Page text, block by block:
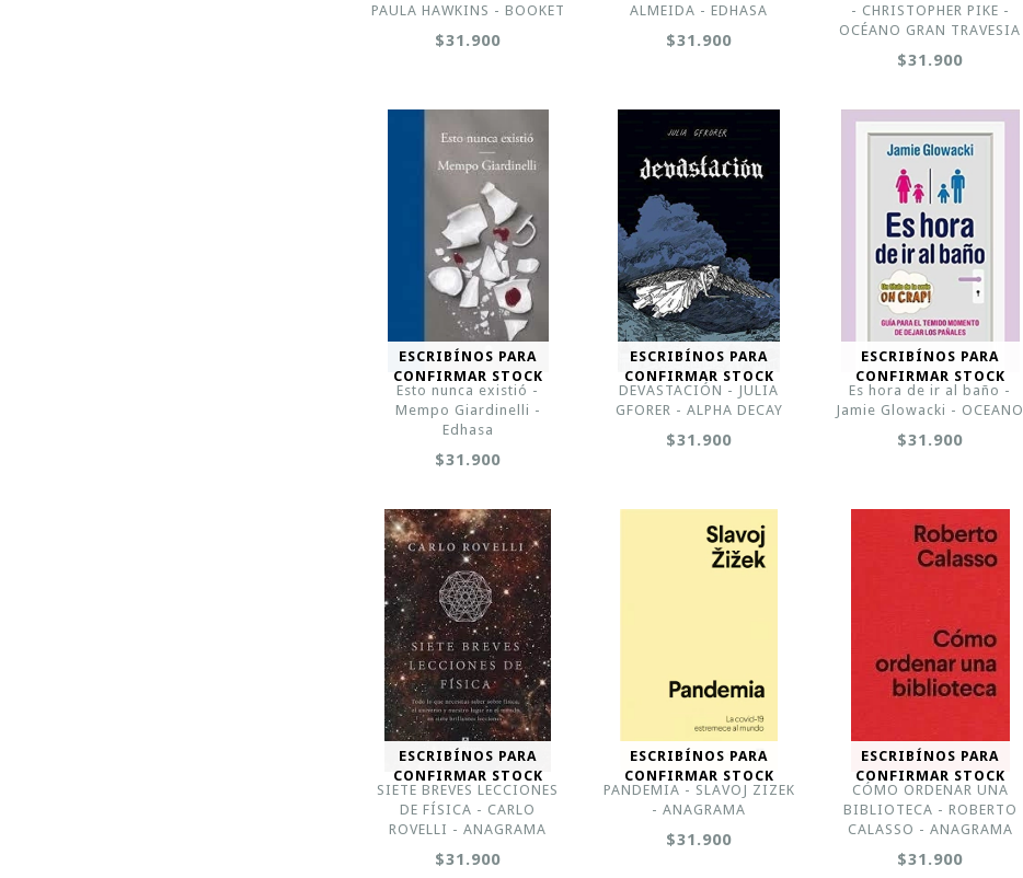
PAULA HAWKINS - BOOKET
$31.900
ALMEIDA - EDHASA
$31.900
- CHRISTOPHER PIKE -
OCÉANO GRAN TRAVESIA
$31.900
ESCRIBÍNOS PARA
CONFIRMAR STOCK
Esto nunca existió -
Mempo Giardinelli -
Edhasa
$31.900
ESCRIBÍNOS PARA
CONFIRMAR STOCK
DEVASTACIÓN - JULIA
GFORER - ALPHA DECAY
$31.900
ESCRIBÍNOS PARA
CONFIRMAR STOCK
Es hora de ir al baño -
Jamie Glowacki - OCEANO
$31.900
ESCRIBÍNOS PARA
CONFIRMAR STOCK
SIETE BREVES LECCIONES
DE FÍSICA - CARLO
ROVELLI - ANAGRAMA
$31.900
ESCRIBÍNOS PARA
CONFIRMAR STOCK
PANDEMIA - SLAVOJ ZIZEK
- ANAGRAMA
$31.900
ESCRIBÍNOS PARA
CONFIRMAR STOCK
CÓMO ORDENAR UNA
BIBLIOTECA - ROBERTO
CALASSO - ANAGRAMA
$31.900